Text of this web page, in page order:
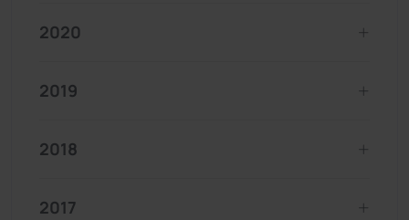
2020
2019
2018
2017